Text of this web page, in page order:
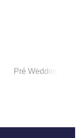
Pré Wedding